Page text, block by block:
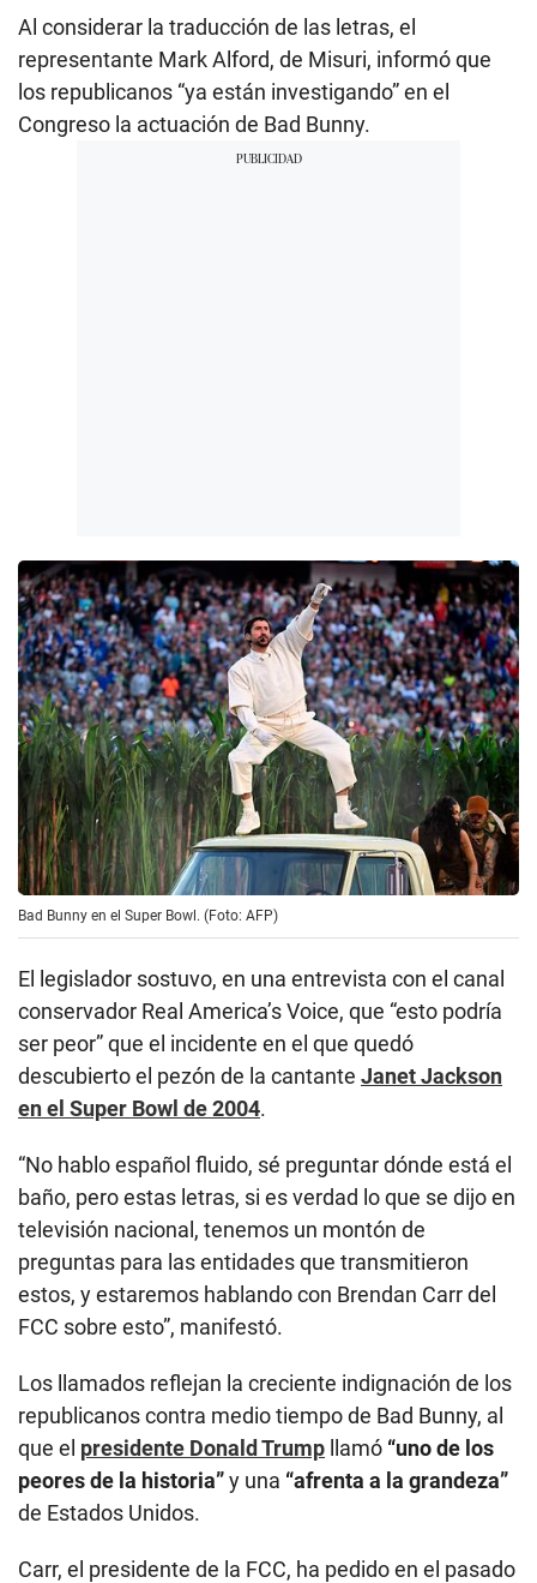
Al considerar la traducción de las letras, el
representante Mark Alford, de Misuri, informó que
los republicanos “ya están investigando” en el
Congreso la actuación de Bad Bunny.
Bad Bunny en el Super Bowl. (Foto: AFP)
El legislador sostuvo, en una entrevista con el canal
conservador Real America’s Voice, que “esto podría
ser peor” que el incidente en el que quedó
descubierto el pezón de la cantante Janet Jackson
en el Super Bowl de 2004.
“No hablo español fluido, sé preguntar dónde está el
baño, pero estas letras, si es verdad lo que se dijo en
televisión nacional, tenemos un montón de
preguntas para las entidades que transmitieron
estos, y estaremos hablando con Brendan Carr del
FCC sobre esto”, manifestó.
Los llamados reflejan la creciente indignación de los
republicanos contra medio tiempo de Bad Bunny, al
que el presidente Donald Trump llamó “uno de los
peores de la historia”y una “afrenta a la grandeza”
de Estados Unidos.
Carr, el presidente de la FCC, ha pedido en el pasado